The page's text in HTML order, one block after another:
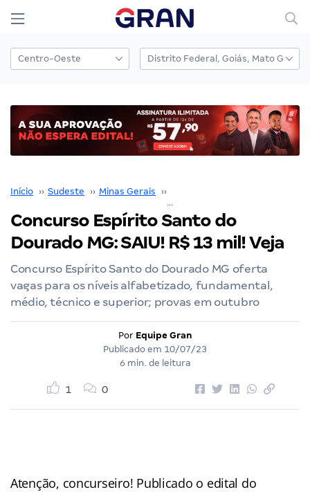
Início ›› Sudeste ›› Minas Gerais ››
Concurso Espírito Santo do
Dourado MG: SAIU! R$ 13 mil! Veja
Concurso Espírito Santo do Dourado MG oferta
vagas para os níveis alfabetizado, fundamental,
médio, técnico e superior; provas em outubro
Por Equipe Gran
Publicado em 10/07/23
6 min. de leitura
1 0
Atenção, concurseiro! Publicado o edital do